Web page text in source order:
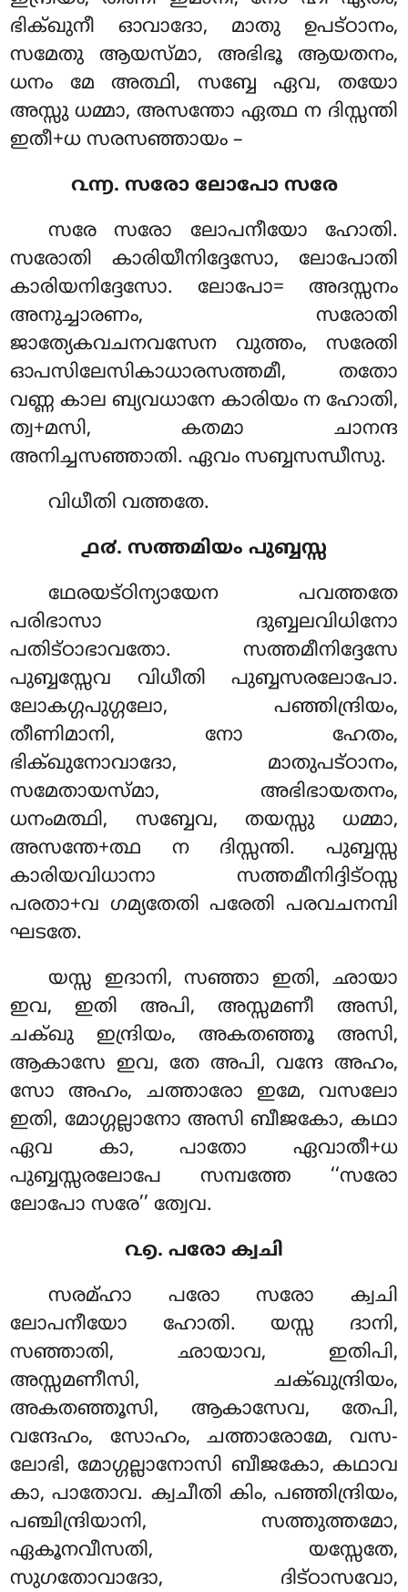
ഭിക്ഖുനീ ഓവാദോ, മാതു ഉപട്ഠാനം,
സമേതു ആയസ്മാ, അഭിഭൂ ആയതനം,
ധനം മേ അത്ഥി, സബ്ബേ ഏവ, തയോ
അസ്സു ധമ്മാ, അസന്തോ ഏത്ഥ ന ദിസ്സന്തി
ഇതീ+ധ സരസഞ്ഞായം –
൨൬. സരോ ലോപോ സരേ
സരേ സരോ ലോപനീയോ ഹോതി.
സരോതി കാരിയീനിദ്ദേസോ, ലോപോതി
കാരിയനിദ്ദേസോ. ലോപോ= അദസ്സനം
അനുച്ചാരണം, സരോതി
ജാത്യേകവചനവസേന വുത്തം, സരേതി
ഓപസിലേസികാധാരസത്തമീ, തതോ
വണ്ണ കാല ബ്യവധാനേ കാരിയം ന ഹോതി,
ത്വ+മസി, കതമാ ചാനന്ദ
അനിച്ചസഞ്ഞാതി. ഏവം സബ്ബസന്ധീസു.
വിധീതി വത്തതേ.
൧൪. സത്തമിയം പുബ്ബസ്സ
ഥേരയട്ഠിന്യായേന പവത്തതേ
പരിഭാസാ ദുബ്ബലവിധിനോ
പതിട്ഠാഭാവതോ. സത്തമീനിദ്ദേസേ
പുബ്ബസ്സേവ വിധീതി പുബ്ബസരലോപോ.
ലോകഗ്ഗപുഗ്ഗലോ, പഞ്ഞിന്ദ്രിയം,
തീണിമാനി, നോ ഹേതം,
ഭിക്ഖുനോവാദോ, മാതുപട്ഠാനം,
സമേതായസ്മാ, അഭിഭായതനം,
ധനംമത്ഥി, സബ്ബേവ, തയസ്സു ധമ്മാ,
അസന്തേ+ത്ഥ ന ദിസ്സന്തി. പുബ്ബസ്സ
കാരിയവിധാനാ സത്തമീനിദ്ദിട്ഠസ്സ
പരതാ+വ ഗമ്യതേതി പരേതി പരവചനമ്പി
ഘടതേ.
യസ്സ ഇദാനി, സഞ്ഞാ ഇതി, ഛായാ
ഇവ, ഇതി അപി, അസ്സമണീ അസി,
ചക്ഖു ഇന്ദ്രിയം, അകതഞ്ഞൂ അസി,
ആകാസേ ഇവ, തേ അപി, വന്ദേ അഹം,
സോ അഹം, ചത്താരോ ഇമേ, വസലോ
ഇതി, മോഗ്ഗല്ലാനോ അസി ബീജകോ, കഥാ
ഏവ കാ, പാതോ ഏവാതീ+ധ
പുബ്ബസ്സരലോപേ സമ്പത്തേ ‘‘സരോ
ലോപോ സരേ’’ ത്വേവ.
൨൭. പരോ ക്വചി
സരമ്ഹാ പരോ സരോ ക്വചി
ലോപനീയോ ഹോതി. യസ്സ ദാനി,
സഞ്ഞാതി, ഛായാവ, ഇതിപി,
അസ്സമണീസി, ചക്ഖുന്ദ്രിയം,
അകതഞ്ഞൂസി, ആകാസേവ, തേപി,
വന്ദേഹം, സോഹം, ചത്താരോമേ, വസ-
ലോഭി, മോഗ്ഗല്ലാനോസി ബീജകോ, കഥാവ
കാ, പാതോവ. ക്വചീതി കിം, പഞ്ഞിന്ദ്രിയം,
പഞ്ചിന്ദ്രിയാനി, സത്തുത്തമോ,
ഏകൂനവീസതി, യസ്സേതേ,
സുഗതോവാദോ, ദിട്ഠാസവോ,